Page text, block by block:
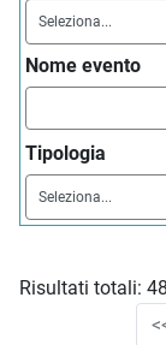
Nome evento
Tipologia
Risultati totali: 48